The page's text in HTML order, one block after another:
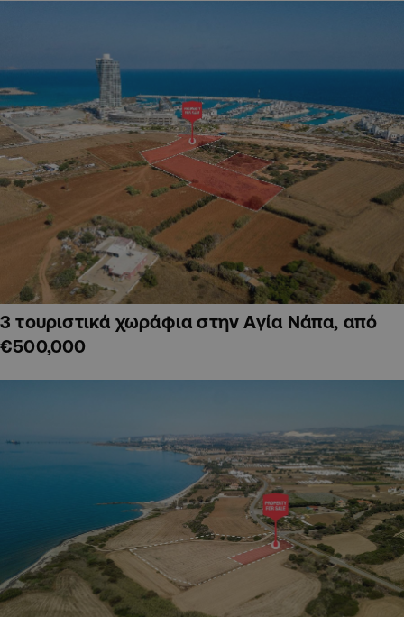
3 τουριστικά χωράφια στην Αγία Νάπα, από
€500,000